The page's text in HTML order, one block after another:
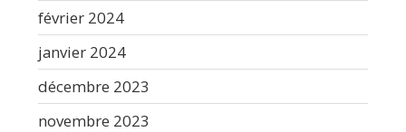
février 2024
janvier 2024
décembre 2023
novembre 2023